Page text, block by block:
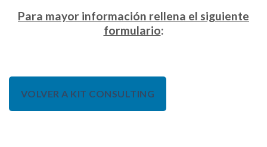
Para mayor información rellena el siguiente
formulario:
VOLVER A KIT CONSULTING